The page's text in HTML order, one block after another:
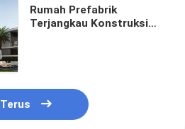
Rumah Prefabrik
Terjangkau Konstruksi
Terus